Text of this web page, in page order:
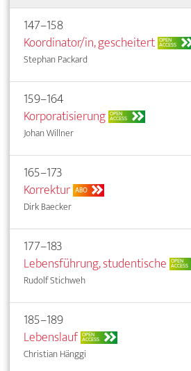
147–158
Koordinator/in, gescheitert OPEN
ACCESS
Stephan Packard
159–164
Korporatisierung OPEN
ACCESS
Johan Willner
165–173
Korrektur ABO
Dirk Baecker
177–183
Lebensführung, studentische OPEN
ACCESS
Rudolf Stichweh
185–189
Lebenslauf OPEN
ACCESS
Christian Hänggi